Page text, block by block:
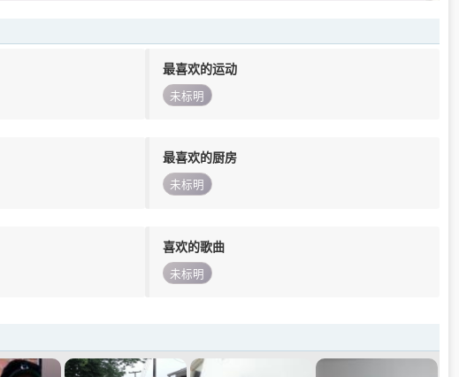
最喜欢的运动
未标明
最喜欢的厨房
未标明
喜欢的歌曲
未标明